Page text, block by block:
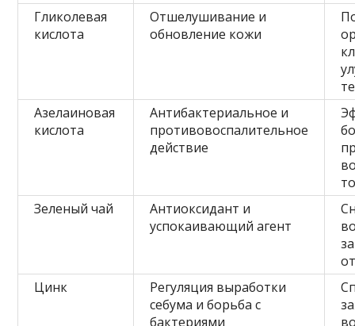
Гликолевая
кислота
Отшелушивание и
обновление кожи
Азелаиновая
кислота
Антибактериальное и
противовоспалительное
действие
Зеленый чай
Антиоксидант и
успокаивающий агент
Цинк
Регуляция выработки
себума и борьба с
бактериями